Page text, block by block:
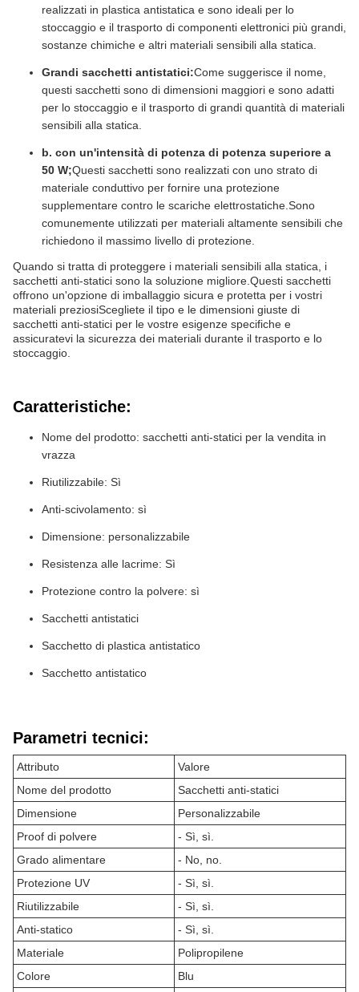
realizzati in plastica antistatica e sono ideali per lo
stoccaggio e il trasporto di componenti elettronici più grandi,
sostanze chimiche e altri materiali sensibili alla statica.
Grandi sacchetti antistatici:Come suggerisce il nome,
questi sacchetti sono di dimensioni maggiori e sono adatti
per lo stoccaggio e il trasporto di grandi quantità di materiali
sensibili alla statica.
b. con un'intensità di potenza di potenza superiore a
50 W;Questi sacchetti sono realizzati con uno strato di
materiale conduttivo per fornire una protezione
supplementare contro le scariche elettrostatiche.Sono
comunemente utilizzati per materiali altamente sensibili che
richiedono il massimo livello di protezione.
Quando si tratta di proteggere i materiali sensibili alla statica, i
sacchetti anti-statici sono la soluzione migliore.Questi sacchetti
offrono un'opzione di imballaggio sicura e protetta per i vostri
materiali preziosiScegliete il tipo e le dimensioni giuste di
sacchetti anti-statici per le vostre esigenze specifiche e
assicuratevi la sicurezza dei materiali durante il trasporto e lo
stoccaggio.
Caratteristiche:
Nome del prodotto: sacchetti anti-statici per la vendita in
vrazza
Riutilizzabile: Sì
Anti-scivolamento: sì
Dimensione: personalizzabile
Resistenza alle lacrime: Sì
Protezione contro la polvere: sì
Sacchetti antistatici
Sacchetto di plastica antistatico
Sacchetto antistatico
Parametri tecnici:
Attributo
Valore
Nome del prodotto
Sacchetti anti-statici
Dimensione
Personalizzabile
Proof di polvere
- Sì, sì.
Grado alimentare
- No, no.
Protezione UV
- Sì, sì.
Riutilizzabile
- Sì, sì.
Anti-statico
- Sì, sì.
Materiale
Polipropilene
Colore
Blu